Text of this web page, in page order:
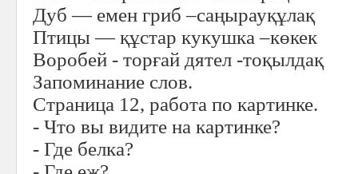
Дуб — емен гриб –саңырауқұлақ
Птицы — құстар кукушка –көкек
Воробей - торғай дятел -тоқылдақ
Запоминание слов.
Страница 12, работа по картинке.
- Что вы видите на картинке?
- Где белка?